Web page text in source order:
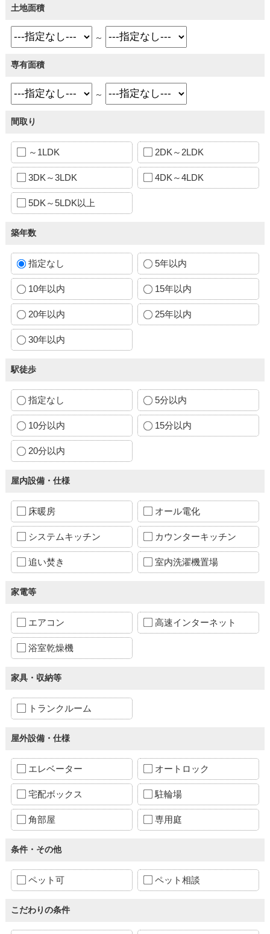
土地面積
～
専有面積
～
間取り
～1LDK 2DK～2LDK
3DK～3LDK 4DK～4LDK
5DK～5LDK以上
築年数
指定なし 5年以内
10年以内 15年以内
20年以内 25年以内
30年以内
駅徒歩
指定なし 5分以内
10分以内 15分以内
20分以内
屋内設備・仕様
床暖房 オール電化
システムキッチン カウンターキッチン
追い焚き 室内洗濯機置場
家電等
エアコン 高速インターネット
浴室乾燥機
家具・収納等
トランクルーム
屋外設備・仕様
エレベーター オートロック
宅配ボックス 駐輪場
角部屋 専用庭
条件・その他
ペット可 ペット相談
こだわりの条件